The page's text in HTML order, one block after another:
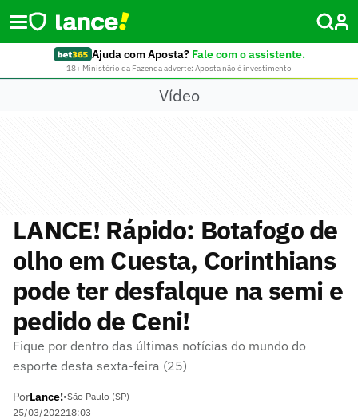
Ajuda com Aposta? Fale com o assistente.
18+ Ministério da Fazenda adverte: Aposta não é investimento
Vídeo
LANCE! Rápido: Botafogo de
olho em Cuesta, Corinthians
pode ter desfalque na semi e
pedido de Ceni!
Fique por dentro das últimas notícias do mundo do
esporte desta sexta-feira (25)
PorLance!•São Paulo (SP)
25/03/202218:03